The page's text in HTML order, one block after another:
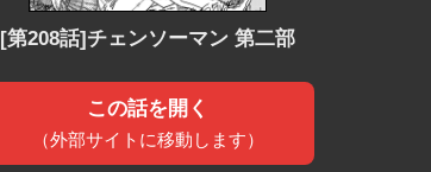
[第208話]チェンソーマン 第二部
この話を開く
（外部サイトに移動します）